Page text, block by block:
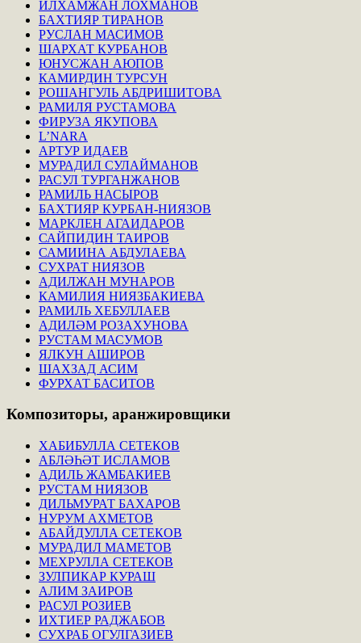
ИЛХАМЖАН ЛОХМАНОВ
БАХТИЯР ТИРАНОВ
РУСЛАН МАСИМОВ
ШАРХАТ КУРБАНОВ
ЮНУСЖАН АЮПОВ
КАМИРДИН ТУРСУН
РОШАНГУЛЬ АБДРИШИТОВА
РАМИЛЯ РУСТАМОВА
ФИРУЗА ЯКУПОВА
L’NARA
АРТУР ИДАЕВ
МУРАДИЛ СУЛАЙМАНОВ
РАСУЛ ТУРГАНЖАНОВ
РАМИЛЬ НАСЫРОВ
БАХТИЯР КУРБАН-НИЯЗОВ
МАРКЛЕН АГАИДАРОВ
САЙПИДИН ТАИРОВ
САМИИНА АБДУЛАЕВА
СУХРАТ НИЯЗОВ
АДИЛЖАН МУНАРОВ
КАМИЛИЯ НИЯЗБАКИЕВА
РАМИЛЬ ХЕБУЛЛАЕВ
АДИЛӘМ РОЗАХУНОВА
РУСТАМ МАСУМОВ
ЯЛКУН АШИРОВ
ШАХЗАД АСИМ
ФУРХАТ БАСИТОВ
Композиторы, аранжировщики
ХАБИБУЛЛА СЕТЕКОВ
АБЛӘҺӘТ ИСЛАМОВ
АДИЛЬ ЖАМБАКИЕВ
РУСТАМ НИЯЗОВ
ДИЛЬМУРАТ БАХАРОВ
НУРУМ АХМЕТОВ
АБАЙДУЛЛА СЕТЕКОВ
МУРАДИЛ МАМЕТОВ
МЕХРУЛЛА СЕТЕКОВ
ЗУЛПИКАР КУРАШ
АЛИМ ЗАИРОВ
РАСУЛ РОЗИЕВ
ИХТИЕР РАДЖАБОВ
СУХРАБ ОГУЛГАЗИЕВ